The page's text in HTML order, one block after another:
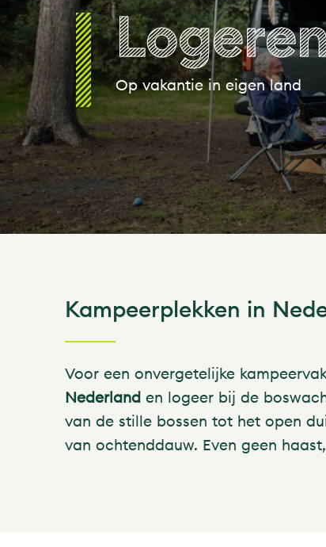
Op vakantie in eigen land
Kampeerplekken in
Voor een onvergetelijke
Nederland en logeer bij de
van de stille bossen tot het open
van ochtenddauw. Even geen